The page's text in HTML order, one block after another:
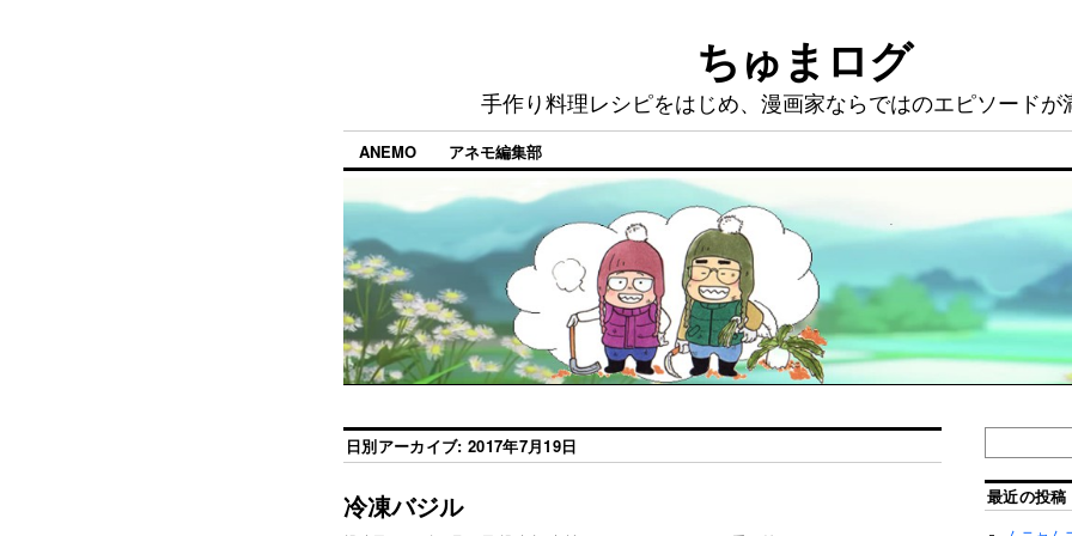
ちゅまログ
手作り料理レシピをはじめ、漫画家ならではのエピソードが
ANEMO アネモ編集部
日別アーカイブ: 2017年7月19日
冷凍バジル 最近の投稿